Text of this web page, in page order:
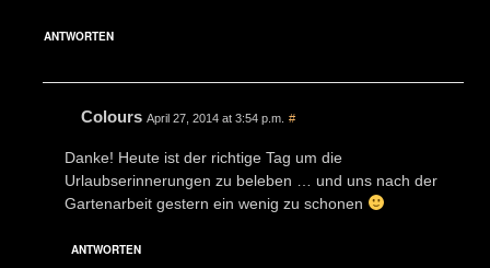
ANTWORTEN
Colours April 27, 2014 at 3:54 p.m. #
Danke! Heute ist der richtige Tag um die
Urlaubserinnerungen zu beleben … und uns nach der
Gartenarbeit gestern ein wenig zu schonen
ANTWORTEN